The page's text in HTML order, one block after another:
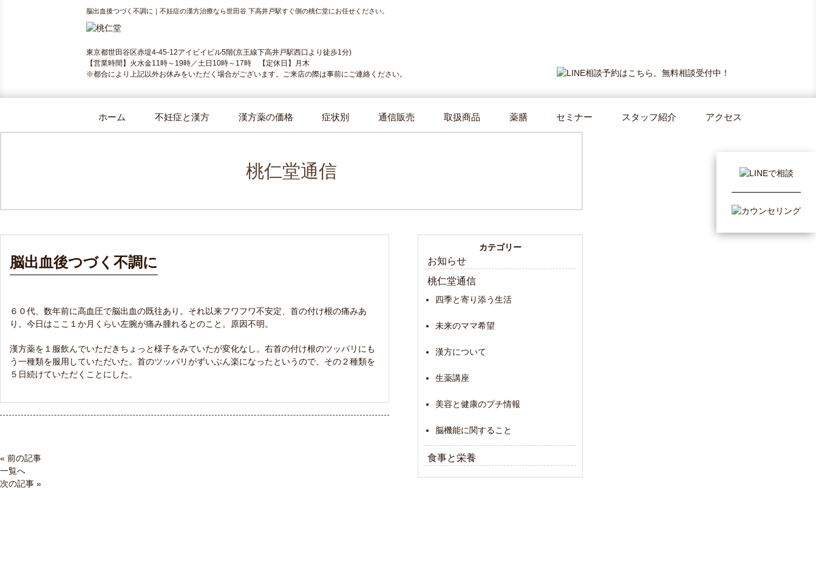
脳出血後つづく不調に｜不妊症の漢方治療なら世田谷 下高井戸駅すぐ側の桃仁堂にお任せください。
東京都世田谷区赤堤4-45-12アイビイビル5階(京王線下高井戸駅西口より徒歩1分)
【営業時間】火水金11時～19時／土日10時～17時 【定休日】月木
※都合により上記以外お休みをいただく場合がございます。ご来店の際は事前にご連絡ください。
ホーム 不妊症と漢方 漢方薬の価格 症状別 通信販売 取扱商品 薬膳 セミナー スタッフ紹介 アクセス
桃仁堂通信
脳出血後つづく不調に
６０代、数年前に高血圧で脳出血の既往あり。それ以来フワフワ不安定、首の付け根の痛みあ
り。今日はここ１か月くらい左腕が痛み腫れるとのこと。原因不明。
漢方薬を１服飲んでいただきちょっと様子をみていたが変化なし。右首の付け根のツッパリにも
う一種類を服用していただいた。首のツッパリがずいぶん楽になったというので、その２種類を
５日続けていただくことにした。
« 前の記事
一覧へ
次の記事 »
カテゴリー
お知らせ
桃仁堂通信
四季と寄り添う生活
未来のママ希望
漢方について
生薬講座
美容と健康のプチ情報
脳機能に関すること
食事と栄養